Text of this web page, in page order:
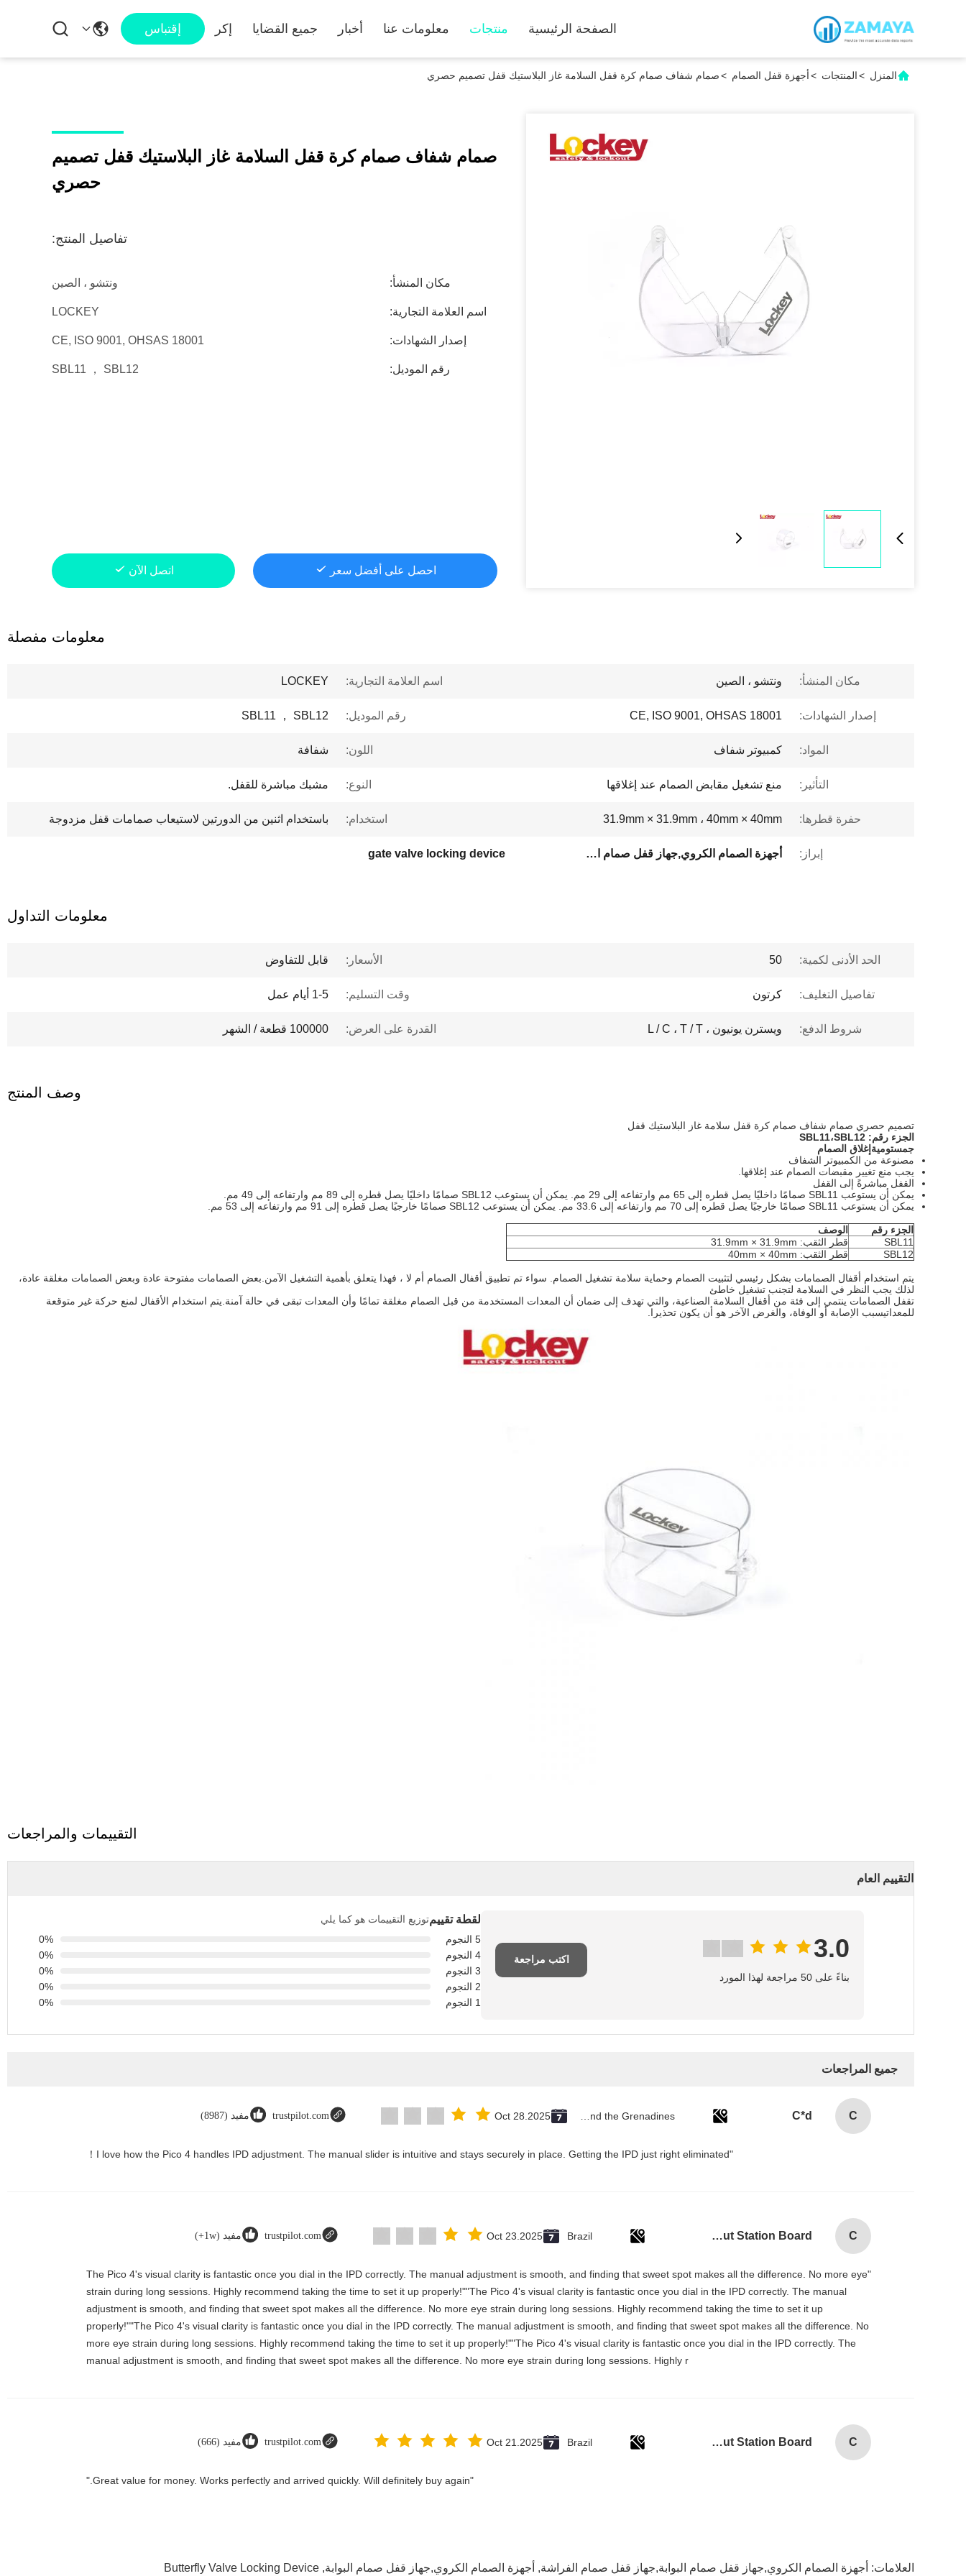
الصفحة الرئيسية منتجات معلومات عنا أخبار جميع القضايا إكر إقتباس
المنزل >المنتجات >أجهزة قفل الصمام >صمام شفاف صمام كرة قفل السلامة غاز البلاستيك قفل تصميم حصري
صمام شفاف صمام كرة قفل السلامة غاز البلاستيك قفل تصميم
حصري
تفاصيل المنتج:
مكان المنشأ: ونتشو ، الصين
اسم العلامة التجارية: LOCKEY
إصدار الشهادات: CE, ISO 9001, OHSAS 18001
رقم الموديل: SBL11 ， SBL12
احصل على أفضل سعر اتصل الآن
معلومات مفصلة
مكان المنشأ: ونتشو ، الصين اسم العلامة التجارية: LOCKEY
إصدار الشهادات: CE, ISO 9001, OHSAS 18001 رقم الموديل: SBL11 ， SBL12
المواد: كمبيوتر شفاف اللون: شفافة
التأثير: منع تشغيل مقابض الصمام عند إغلاقها النوع: مشبك مباشرة للقفل.
حفرة قطرها: 31.9mm × 31.9mm ، 40mm × 40mm استخدام: باستخدام اثنين من الدورتين لاستيعاب صمامات قفل مزدوجة
إبراز: أجهزة الصمام الكروي,جهاز قفل صمام البوابة gate valve locking device
معلومات التداول
الحد الأدنى لكمية: 50 الأسعار: قابل للتفاوض
تفاصيل التغليف: كرتون وقت التسليم: 1-5 أيام عمل
شروط الدفع: ويسترن يونيون ، L / C ، T / T القدرة على العرض: 100000 قطعة / الشهر
وصف المنتج
تصميم حصري صمام شفاف صمام كرة قفل سلامة غاز البلاستيك قفل
الجزء رقم: SBL11،SBL12
جمستومية إغلاق الصمام
مصنوعة من الكمبيوتر الشفاف
يجب منع تغيير مقبضات الصمام عند إغلاقها.
القفل مباشرةً إلى القفل
يمكن أن يستوعب SBL11 صمامًا داخليًا يصل قطره إلى 65 مم وارتفاعه إلى 29 مم. يمكن أن يستوعب SBL12 صمامًا داخليًا يصل قطره إلى 89 مم وارتفاعه إلى 49 مم.
يمكن أن يستوعب SBL11 صمامًا خارجيًا يصل قطره إلى 70 مم وارتفاعه إلى 33.6 مم. يمكن أن يستوعب SBL12 صمامًا خارجيًا يصل قطره إلى 91 مم وارتفاعه إلى 53 مم.
الجزء رقم
الوصف
SBL11
قطر الثقب: 31.9mm × 31.9mm
SBL12
قطر الثقب: 40mm × 40mm
يتم استخدام أقفال الصمامات بشكل رئيسي لتثبيت الصمام وحماية سلامة تشغيل الصمام. سواء تم تطبيق أقفال الصمام أم لا ، فهذا يتعلق بأهمية التشغيل الآمن.بعض الصمامات مفتوحة عادة وبعض الصمامات مغلقة عادة،
لذلك يجب النظر في السلامة لتجنب تشغيل خاطئ
تقفل الصمامات ينتمي إلى فئة من أقفال السلامة الصناعية، والتي تهدف إلى ضمان أن المعدات المستخدمة من قبل الصمام مغلقة تمامًا وأن المعدات تبقى في حالة آمنة.يتم استخدام الأقفال لمنع حركة غير متوقعة
للمعداتيسبب الإصابة أو الوفاة، والغرض الآخر هو أن يكون تحذيرا.
التقييمات والمراجعات
التقييم العام
3.0
بناءً على 50 مراجعة لهذا المورد
اكتب مراجعة
لقطة تقييمتوزيع التقييمات هو كما يلي
5 النجوم
0%
4 النجوم
0%
3 النجوم
0%
2 النجوم
0%
1 النجوم
0%
جميع المراجعات
C
C*d
Oct 28.2025
trustpilot.com مفيد (8987)
"I love how the Pico 4 handles IPD adjustment. The manual slider is intuitive and stays securely in place. Getting the IPD just right eliminated！
C
Combination Abs Open Padlock Hasp Lockout Station Board
Brazil
Oct 23.2025
trustpilot.com مفيد (1w+)
"The Pico 4's visual clarity is fantastic once you dial in the IPD correctly. The manual adjustment is smooth, and finding that sweet spot makes all the difference. No more eye
strain during long sessions. Highly recommend taking the time to set it up properly!""The Pico 4's visual clarity is fantastic once you dial in the IPD correctly. The manual
adjustment is smooth, and finding that sweet spot makes all the difference. No more eye strain during long sessions. Highly recommend taking the time to set it up
properly!""The Pico 4's visual clarity is fantastic once you dial in the IPD correctly. The manual adjustment is smooth, and finding that sweet spot makes all the difference. No
more eye strain during long sessions. Highly recommend taking the time to set it up properly!""The Pico 4's visual clarity is fantastic once you dial in the IPD correctly. The
manual adjustment is smooth, and finding that sweet spot makes all the difference. No more eye strain during long sessions. Highly r
C
Combination Abs Open Padlock Hasp Lockout Station Board
Brazil
Oct 21.2025
trustpilot.com مفيد (666)
"Great value for money. Works perfectly and arrived quickly. Will definitely buy again."
العلامات: أجهزة الصمام الكروي,جهاز قفل صمام البوابة,جهاز قفل صمام الفراشة, أجهزة الصمام الكروي,جهاز قفل صمام البوابة,
Butterfly Valve Locking Device